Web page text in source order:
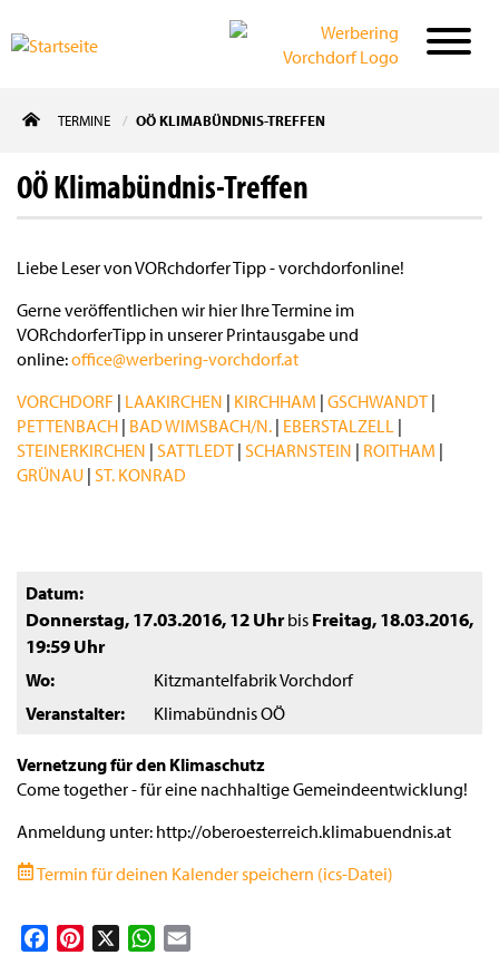
zum
TERMINE OÖ KLIMABÜNDNIS-TREFFEN
OÖ Klimabündnis-Treffen
Liebe Leser von VORchdorfer Tipp - vorchdorfonline!
Gerne veröffentlichen wir hier Ihre Termine im
VORchdorferTipp in unserer Printausgabe und
online:office@werbering-vorchdorf.at
VORCHDORF | LAAKIRCHEN | KIRCHHAM | GSCHWANDT |
PETTENBACH | BAD WIMSBACH/N. | EBERSTALZELL |
STEINERKIRCHEN | SATTLEDT | SCHARNSTEIN | ROITHAM |
GRÜNAU | ST. KONRAD
Datum
Donnerstag, 17.03.2016,12 Uhrbis Freitag, 18.03.2016,
19:59 Uhr
Wo
Kitzmantelfabrik Vorchdorf
Veranstalter
Klimabündnis OÖ
Vernetzung für den Klimaschutz
Come together - für eine nachhaltige Gemeindeentwicklung!
Anmeldung unter: http://oberoesterreich.klimabuendnis.at
Termin für deinen Kalender speichern (ics-Datei)
FacebookPinterest WhatsApp